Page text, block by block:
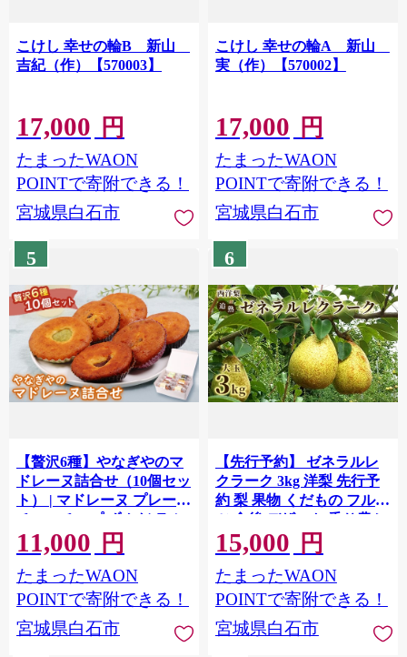
こけし 幸せの輪B 新山
吉紀（作）【570003】
17,000 円
たまったWAON
POINTで寄附できる！
宮城県白石市
こけし 幸せの輪A 新山
実（作）【570002】
17,000 円
たまったWAON
POINTで寄附できる！
宮城県白石市
5
【贅沢6種】やなぎやのマ
ドレーヌ詰合せ（10個セッ
ト） | マドレーヌ プレーン
チョコチップ ずんだ ラム
レーズン 酒粕 オレンジ 詰
め合わせ アソート 焼き菓
子 ギフト 洋菓子 人気 スイ
ーツ 個包装 6種 バラエテ
市 白石【54001】
11,000 円
たまったWAON
POINTで寄附できる！
宮城県白石市
6
【先行予約】 ゼネラルレ
クラーク 3kg 洋梨 先行予
約 梨 果物 くだもの フルー
ツ 食後 デザート 香り豊か
甘味が強い 程よい酸味 タ
ルト コンポート ギフト 贈
り物 お取り寄せ ふるさと
納税 宮城県 白石 白石市
15,000 円
たまったWAON
POINTで寄附できる！
宮城県白石市